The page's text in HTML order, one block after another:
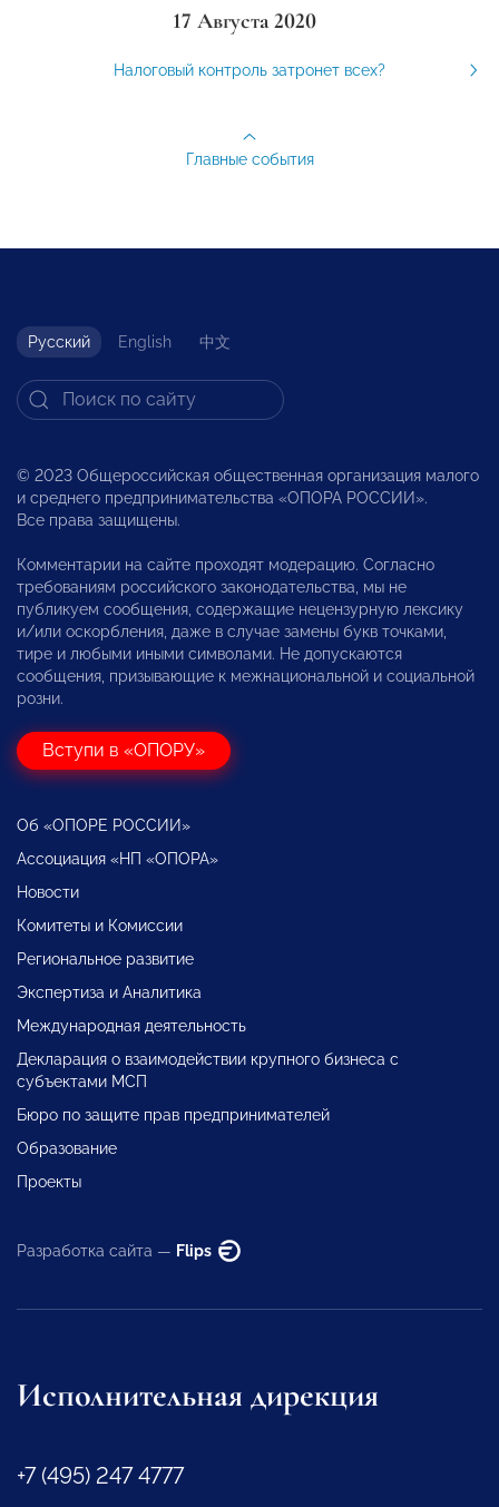
17 Августа 2020
Налоговый контроль затронет всех?
Главные события
Русский English 中文
© 2023 Общероссийская общественная организация малого
и среднего предпринимательства «ОПОРА РОССИИ».
Все права защищены.
Комментарии на сайте проходят модерацию. Согласно
требованиям российского законодательства, мы не
публикуем сообщения, содержащие нецензурную лексику
и/или оскорбления, даже в случае замены букв точками,
тире и любыми иными символами. Не допускаются
сообщения, призывающие к межнациональной и социальной
розни.
Вступи в «ОПОРУ»
Об «ОПОРЕ РОССИИ»
Ассоциация «НП «ОПОРА»
Новости
Комитеты и Комиссии
Региональное развитие
Экспертиза и Аналитика
Международная деятельность
Декларация о взаимодействии крупного бизнеса с
субъектами МСП
Бюро по защите прав предпринимателей
Образование
Проекты
Разработка сайта — Flips
Исполнительная дирекция
+7 (495) 247 4777